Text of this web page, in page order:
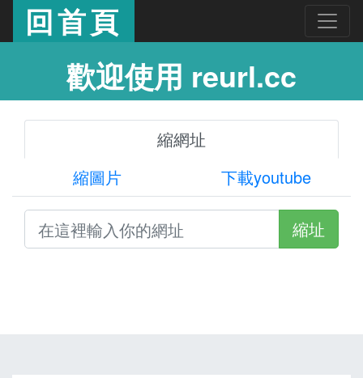
回首頁
歡迎使用 reurl.cc
縮網址
縮圖片
下載youtube
縮址